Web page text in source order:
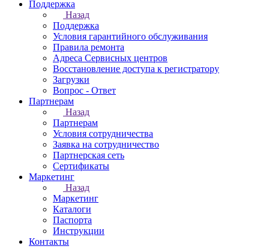
Поддержка
Назад
Поддержка
Условия гарантийного обслуживания
Правила ремонта
Адреса Сервисных центров
Восстановление доступа к регистратору
Загрузки
Вопрос - Ответ
Партнерам
Назад
Партнерам
Условия сотрудничества
Заявка на сотрудничество
Партнерская сеть
Сертификаты
Маркетинг
Назад
Маркетинг
Каталоги
Паспорта
Инструкции
Контакты